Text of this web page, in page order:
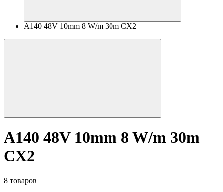
A140 48V 10mm 8 W/m 30m CX2
A140 48V 10mm 8 W/m 30m
CX2
8 товаров